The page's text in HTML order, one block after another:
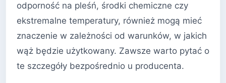
odporność na pleśń, środki chemiczne czy
ekstremalne temperatury, również mogą mieć
znaczenie w zależności od warunków, w jakich
wąż będzie użytkowany. Zawsze warto pytać o
te szczegóły bezpośrednio u producenta.